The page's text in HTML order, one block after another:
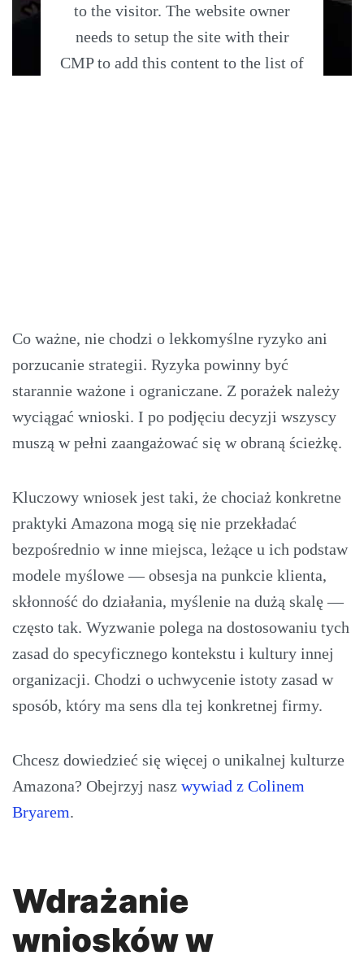
to the visitor. The website owner
needs to setup the site with their
CMP to add this content to the list of
Co ważne, nie chodzi o lekkomyślne ryzyko ani
porzucanie strategii. Ryzyka powinny być
starannie ważone i ograniczane. Z porażek należy
wyciągać wnioski. I po podjęciu decyzji wszyscy
muszą w pełni zaangażować się w obraną ścieżkę.
Kluczowy wniosek jest taki, że chociaż konkretne
praktyki Amazona mogą się nie przekładać
bezpośrednio w inne miejsca, leżące u ich podstaw
modele myślowe — obsesja na punkcie klienta,
skłonność do działania, myślenie na dużą skalę —
często tak. Wyzwanie polega na dostosowaniu tych
zasad do specyficznego kontekstu i kultury innej
organizacji. Chodzi o uchwycenie istoty zasad w
sposób, który ma sens dla tej konkretnej firmy.
Chcesz dowiedzieć się więcej o unikalnej kulturze
Amazona? Obejrzyj nasz wywiad z Colinem
Bryarem.
Wdrażanie
wniosków w